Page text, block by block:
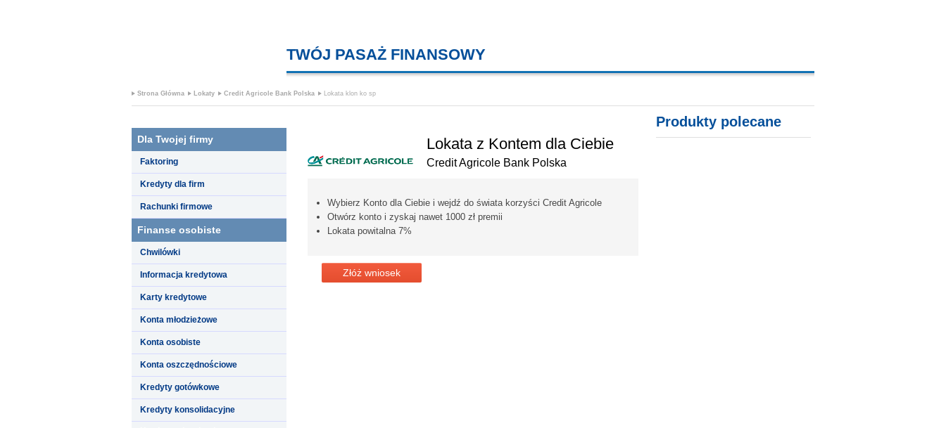
TWÓJ PASAŻ FINANSOWY
Strona Główna Lokaty Credit Agricole Bank Polska Lokata klon ko sp
Dla Twojej firmy
Faktoring
Kredyty dla firm
Rachunki firmowe
Finanse osobiste
Chwilówki
Informacja kredytowa
Karty kredytowe
Konta młodzieżowe
Konta osobiste
Konta oszczędnościowe
Kredyty gotówkowe
Kredyty konsolidacyjne
Lokata z Kontem dla Ciebie
Credit Agricole Bank Polska
Wybierz Konto dla Ciebie i wejdź do świata korzyści Credit Agricole
Otwórz konto i zyskaj nawet 1000 zł premii
Lokata powitalna 7%
Złóż wniosek
Produkty polecane